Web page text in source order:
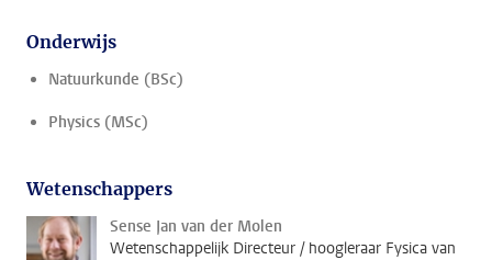
Onderwijs
Natuurkunde (BSc)
Physics (MSc)
Wetenschappers
Sense Jan van der Molen
Wetenschappelijk Directeur / hoogleraar Fysica van